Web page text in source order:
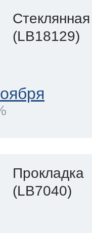
(LB18129)
Прокладка
(LB7040)